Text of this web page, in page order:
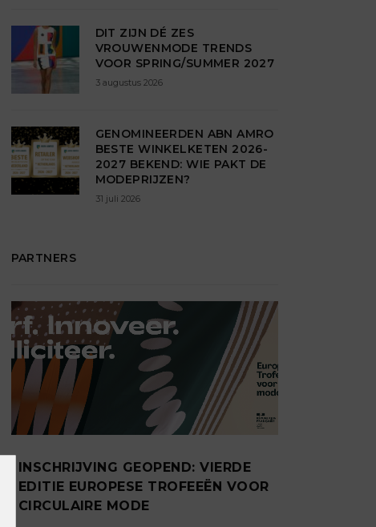
DIT ZIJN DÉ ZES
VROUWENMODE TRENDS
VOOR SPRING/SUMMER 2027
3 augustus 2026
GENOMINEERDEN ABN AMRO
BESTE WINKELKETEN 2026-
2027 BEKEND: WIE PAKT DE
MODEPRIJZEN?
31 juli 2026
PARTNERS
INSCHRIJVING GEOPEND: VIERDE
EDITIE EUROPESE TROFEEËN VOOR
CIRCULAIRE MODE